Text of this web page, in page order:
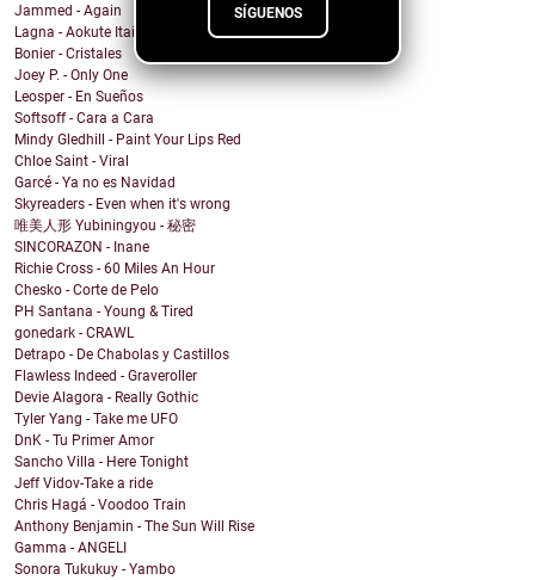
SÍGUENOS
Jammed - Again
Lagna - Aokute Itai
Bonier - Cristales
Joey P. - Only One
Leosper - En Sueños
Softsoff - Cara a Cara
Mindy Gledhill - Paint Your Lips Red
Chloe Saint - Viral
Garcé - Ya no es Navidad
Skyreaders - Even when it's wrong
唯美人形 Yubiningyou - 秘密
SINCORAZON - Inane
Richie Cross - 60 Miles An Hour
Chesko - Corte de Pelo
PH Santana - Young & Tired
gonedark - CRAWL
Detrapo - De Chabolas y Castillos
Flawless Indeed - Graveroller
Devie Alagora - Really Gothic
Tyler Yang - Take me UFO
DnK - Tu Primer Amor
Sancho Villa - Here Tonight
Jeff Vidov-Take a ride
Chris Hagá - Voodoo Train
Anthony Benjamin - The Sun Will Rise
Gamma - ANGELI
Sonora Tukukuy - Yambo